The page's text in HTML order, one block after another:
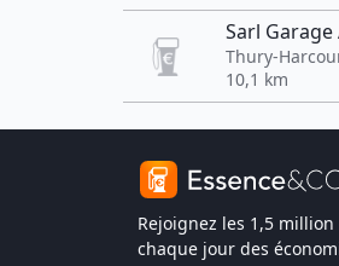
Sarl Garage
Thury-
10,1 km
Rejoignez les 1,5
chaque jour des